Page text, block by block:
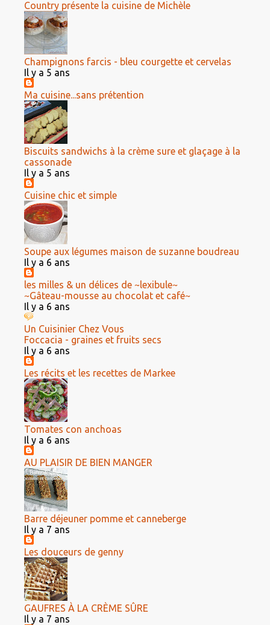
Country présente la cuisine de Michèle
Champignons farcis - bleu courgette et cervelas
Il y a 5 ans
Ma cuisine...sans prétention
Biscuits sandwichs à la crème sure et glaçage à la
cassonade
Il y a 5 ans
Cuisine chic et simple
Soupe aux légumes maison de suzanne boudreau
Il y a 6 ans
les milles & un délices de ~lexibule~
~Gâteau-mousse au chocolat et café~
Il y a 6 ans
Un Cuisinier Chez Vous
Foccacia - graines et fruits secs
Il y a 6 ans
Les récits et les recettes de Markee
Tomates con anchoas
Il y a 6 ans
AU PLAISIR DE BIEN MANGER
Barre déjeuner pomme et canneberge
Il y a 7 ans
Les douceurs de genny
GAUFRES À LA CRÈME SÛRE
Il y a 7 ans